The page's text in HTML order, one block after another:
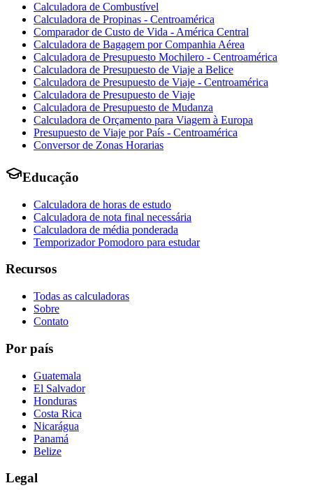
Calculadora de Combustível
Calculadora de Propinas - Centroamérica
Comparador de Custo de Vida - América Central
Calculadora de Bagagem por Companhia Aérea
Calculadora de Presupuesto Mochilero - Centroamérica
Calculadora de Presupuesto de Viaje a Belice
Calculadora de Presupuesto de Viaje - Centroamérica
Calculadora de Presupuesto de Viaje
Calculadora de Presupuesto de Mudanza
Calculadora de Orçamento para Viagem à Europa
Presupuesto de Viaje por País - Centroamérica
Conversor de Zonas Horarias
Educação
Calculadora de horas de estudo
Calculadora de nota final necessária
Calculadora de média ponderada
Temporizador Pomodoro para estudar
Recursos
Todas as calculadoras
Sobre
Contato
Por país
Guatemala
El Salvador
Honduras
Costa Rica
Nicarágua
Panamá
Belize
Legal